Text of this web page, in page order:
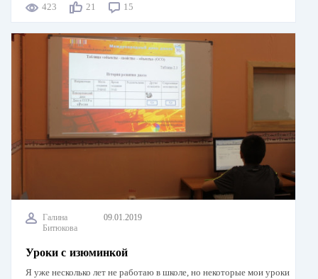
423 21 15
Галина
Битюкова
09.01.2019
Уроки с изюминкой
Я уже несколько лет не работаю в школе, но некоторые мои уроки